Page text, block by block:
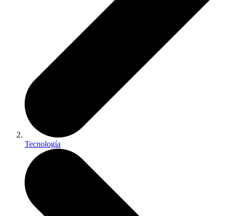
Tecnología